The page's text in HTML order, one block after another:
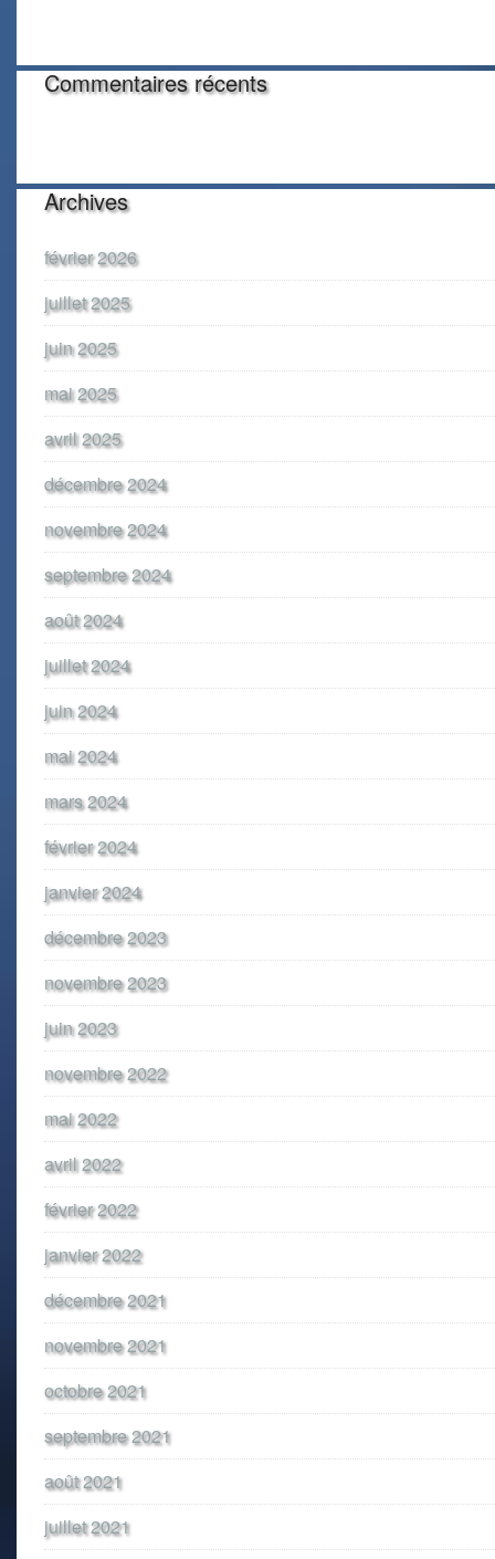
Commentaires récents
Archives
février 2026
juillet 2025
juin 2025
mai 2025
avril 2025
décembre 2024
novembre 2024
septembre 2024
août 2024
juillet 2024
juin 2024
mai 2024
mars 2024
février 2024
janvier 2024
décembre 2023
novembre 2023
juin 2023
novembre 2022
mai 2022
avril 2022
février 2022
janvier 2022
décembre 2021
novembre 2021
octobre 2021
septembre 2021
août 2021
juillet 2021